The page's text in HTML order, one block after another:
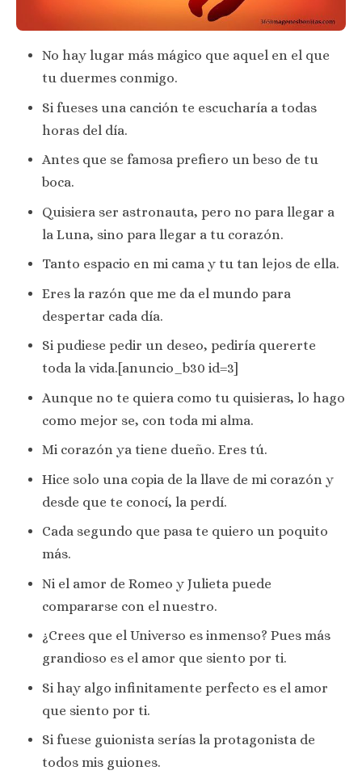
No hay lugar más mágico que aquel en el que
tu duermes conmigo.
Si fueses una canción te escucharía a todas
horas del día.
Antes que se famosa prefiero un beso de tu
boca.
Quisiera ser astronauta, pero no para llegar a
la Luna, sino para llegar a tu corazón.
Tanto espacio en mi cama y tu tan lejos de ella.
Eres la razón que me da el mundo para
despertar cada día.
Si pudiese pedir un deseo, pediría quererte
toda la vida.[anuncio_b30 id=3]
Aunque no te quiera como tu quisieras, lo hago
como mejor se, con toda mi alma.
Mi corazón ya tiene dueño. Eres tú.
Hice solo una copia de la llave de mi corazón y
desde que te conocí, la perdí.
Cada segundo que pasa te quiero un poquito
más.
Ni el amor de Romeo y Julieta puede
compararse con el nuestro.
¿Crees que el Universo es inmenso? Pues más
grandioso es el amor que siento por ti.
Si hay algo infinitamente perfecto es el amor
que siento por ti.
Si fuese guionista serías la protagonista de
todos mis guiones.